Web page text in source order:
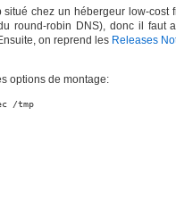
chez un hébergeur low-cost
round-robin DNS), donc il faut
on reprend les Releases
options de montage:
/tmp